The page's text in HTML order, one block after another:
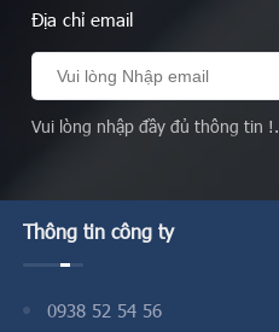
Địa chỉ email
Vui lòng nhập đầy đủ thông tin !.
Thông tin công ty
0938 52 54 56